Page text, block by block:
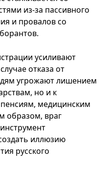
из-за пассивного
и провалов со
усиливают
отказа от
угрожают лишением
но и к
медицинским
образом, враг
иллюзию
русского